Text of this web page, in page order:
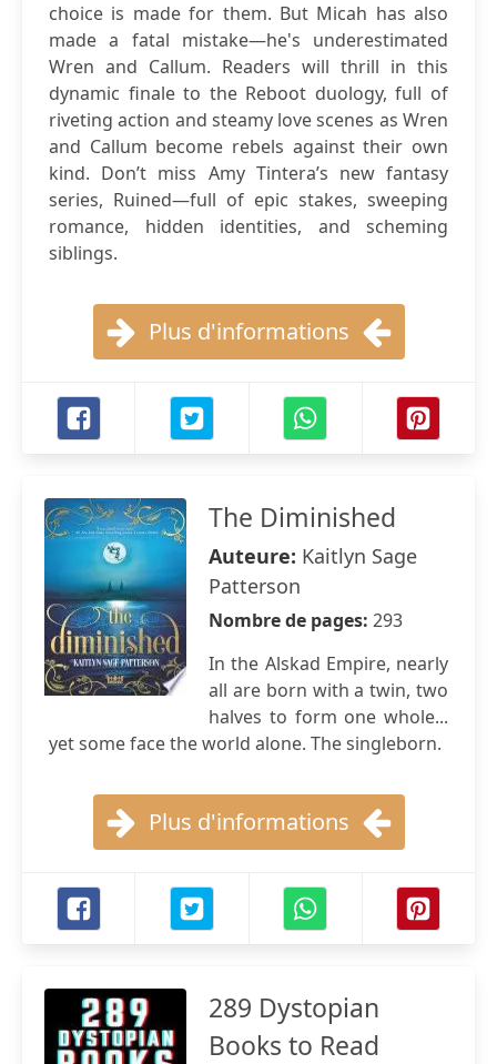
choice is made for them. But Micah has also
made a fatal mistake—he's underestimated
Wren and Callum. Readers will thrill in this
dynamic finale to the Reboot duology, full of
riveting action and steamy love scenes as Wren
and Callum become rebels against their own
kind. Don’t miss Amy Tintera’s new fantasy
series, Ruined—full of epic stakes, sweeping
romance, hidden identities, and scheming
siblings.
Plus d'informations
The Diminished
Auteure: Kaitlyn Sage
Patterson
Nombre de pages: 293
In the Alskad Empire, nearly
all are born with a twin, two
halves to form one whole...
yet some face the world alone. The singleborn.
Plus d'informations
289 Dystopian
Books to Read